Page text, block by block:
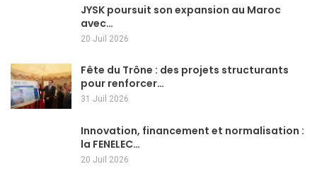
JYSK poursuit son expansion au Maroc
avec…
20 Juil 2026
Fête du Trône : des projets structurants
pour renforcer…
31 Juil 2026
Innovation, financement et normalisation :
la FENELEC…
20 Juil 2026